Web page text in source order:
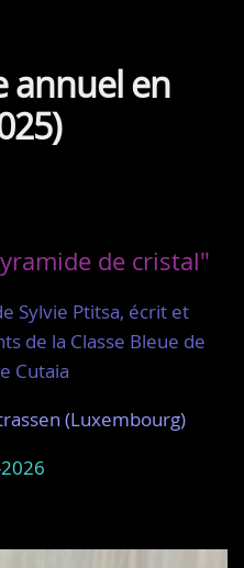
annuel en
de cristal"
Sylvie Ptitsa, écrit et
de la Classe Bleue de
Cutaia
(Luxembourg)